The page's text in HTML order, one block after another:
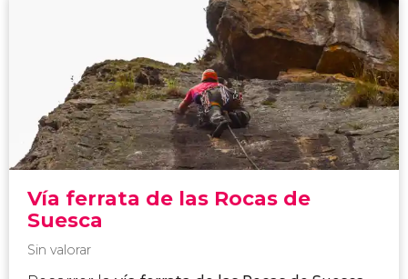
Vía ferrata de las Rocas de
Suesca
Sin valorar